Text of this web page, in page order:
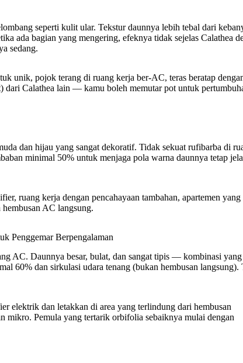
seperti kulit ular. Tekstur daunnya lebih tebal dari
ada bagian yang mengering, efeknya tidak sejelas Calathea
sedang.
unik, pojok terang di ruang kerja ber-AC, teras beratap
Calathea lain — kamu boleh memutar pot untuk
dan hijau yang sangat dekoratif. Tidak sekuat rufibarba di
minimal 50% untuk menjaga pola warna daunnya tetap
ruang kerja dengan pencahayaan tambahan, apartemen yang
AC langsung.
Penggemar Berpengalaman
AC. Daunnya besar, bulat, dan sangat tipis — kombinasi yang
60% dan sirkulasi udara tenang (bukan hembusan langsung).
elektrik dan letakkan di area yang terlindung dari hembusan
mikro. Pemula yang tertarik orbifolia sebaiknya mulai dengan